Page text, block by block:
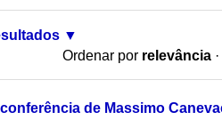
Ordenar por relevância ·
de Massimo